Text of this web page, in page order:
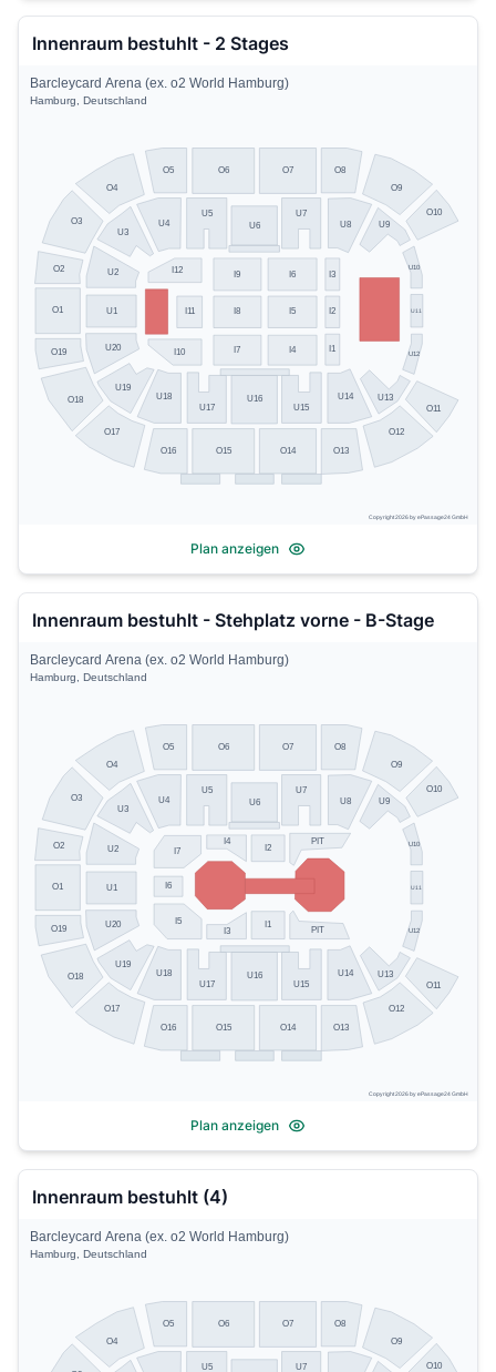
Innenraum bestuhlt - 2 Stages
O19
O18
O17
O16 O15 O14 O13
O12
O11
O10
O9
O8
O7
O6
O5
O4
O3
O2
O1
U20
U19
U18
U17
U16
U15
U14 U13
U12
U11
U10
U9
U8
U7
U6
U5
U4
U3
U2
U1
I1
I2
I3
I4
I5
I6
I7
I8
I9
I10
I11
I12
Barcleycard Arena (ex. o2 World Hamburg)
Hamburg, Deutschland
Copyright 2026 by ePassage24 GmbH
Plan anzeigen
Innenraum bestuhlt - Stehplatz vorne - B-Stage
O19
O18
O17
O16 O15 O14 O13
O12
O11
O10
O9
O8
O7
O6
O5
O4
O3
O2
O1
U20
U19
U18
U17
U16
U15
U14 U13
U12
U11
U10
U9
U8
U7
U6
U5
U4
U3
U2
U1
PIT
PIT
I1
I2
I3
I4
I6
I7
I5
Barcleycard Arena (ex. o2 World Hamburg)
Hamburg, Deutschland
Copyright 2026 by ePassage24 GmbH
Plan anzeigen
Innenraum bestuhlt (4)
O10
O9
O8
O7
O6
O5
O4
U7
U5
Barcleycard Arena (ex. o2 World Hamburg)
Hamburg, Deutschland